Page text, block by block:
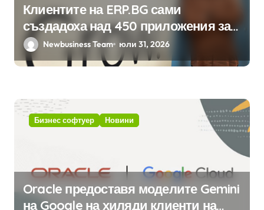
Клиентите на ERP.BG сами
създадоха над 450 приложения за
ERP системата с помощта на
вградения в нея изкуствен
Newbusiness Team юли 31, 2026
Бизнес софтуер Новини
Oracle предоставя моделите Gemini
на Google на хиляди клиенти на